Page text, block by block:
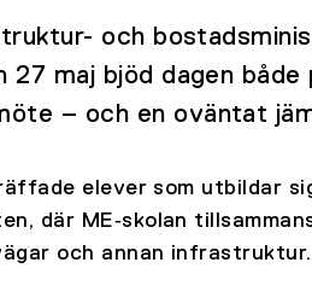
och
27 maj bjöd dagen
– och en oväntat
elever som utbildar
där ME‑skolan
och annan infrastruktur.